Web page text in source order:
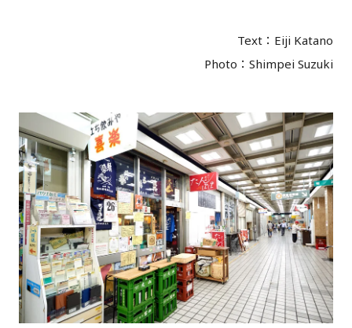
Text：Eiji Katano
Photo：Shimpei Suzuki